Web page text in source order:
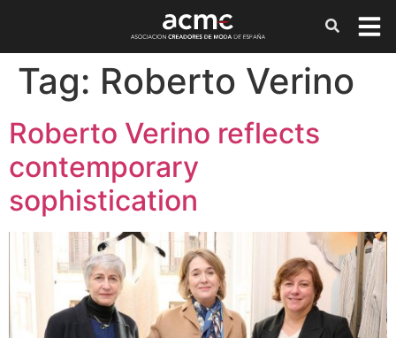
Tag: Roberto Verino
Roberto Verino reflects
contemporary
sophistication